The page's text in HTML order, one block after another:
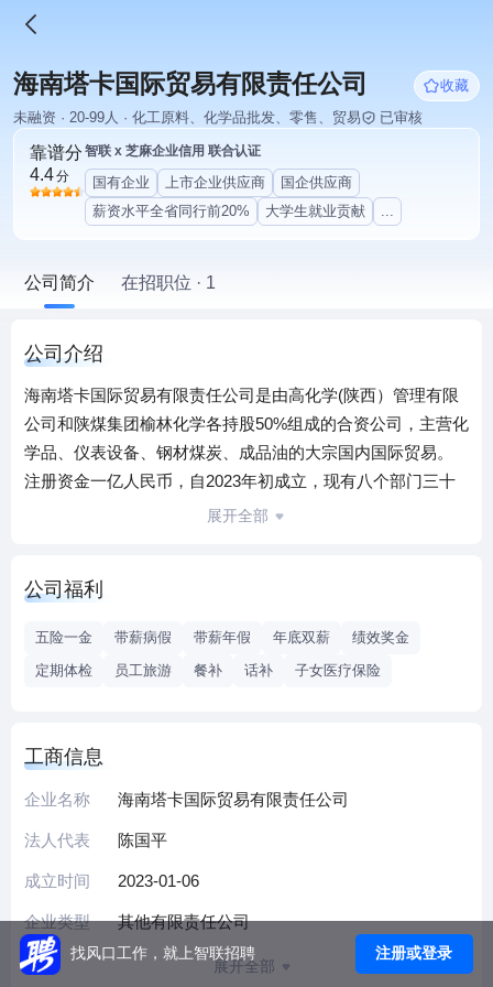
海南塔卡国际贸易有限责任公司
收藏
未融资 · 20-99人 · 化工原料、化学品批发、零售、贸易
已审核
靠谱分
4.4分
智联 x 芝麻企业信用 联合认证
国有企业 上市企业供应商
国企供应商
薪资水平全省同行前20%
大学生就业贡献 ...
公司简介 在招职位 · 1
公司介绍
海南塔卡国际贸易有限责任公司是由高化学(陕西）管理有限
公司和陕煤集团榆林化学各持股50%组成的合资公司，主营化
学品、仪表设备、钢材煤炭、成品油的大宗国内国际贸易。
注册资金一亿人民币，自2023年初成立，现有八个部门三十
多名员工，公司处于发展期欢迎您的参加！
展开全部
公司福利
五险一金 带薪病假 带薪年假 年底双薪
绩效奖金
定期体检
员工旅游 餐补 话补 子女医疗保险
工商信息
企业名称 海南塔卡国际贸易有限责任公司
法人代表 陈国平
成立时间 2023-01-06
企业类型 其他有限责任公司
展开全部
找风口工作，就上智联招聘 注册或登录